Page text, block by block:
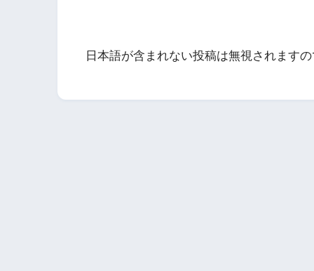
日本語が含まれない投稿は無視されます